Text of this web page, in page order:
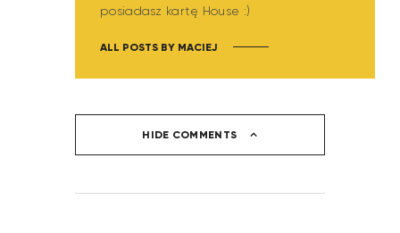
posiadasz kartę House :)
ALL POSTS BY MACIEJ
HIDE COMMENTS